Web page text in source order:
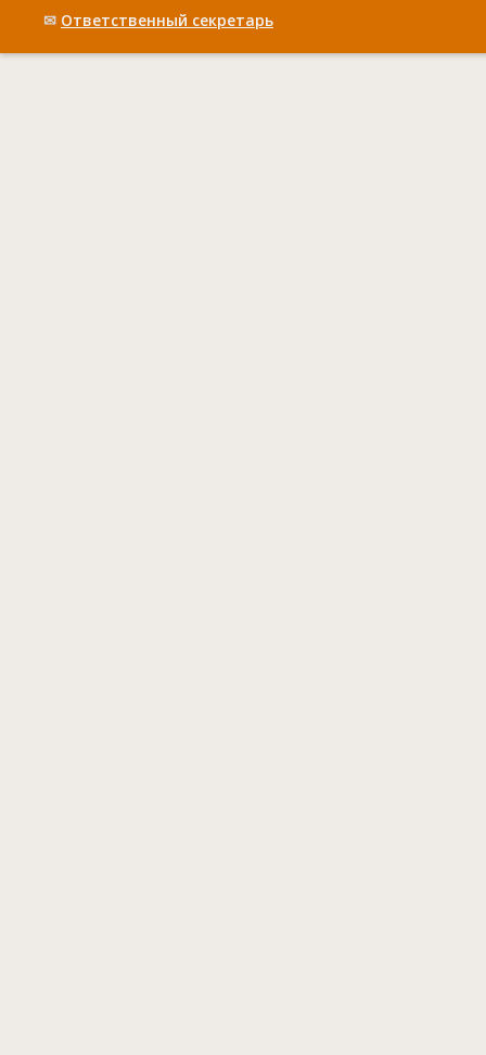
✉ Ответственный cекретарь